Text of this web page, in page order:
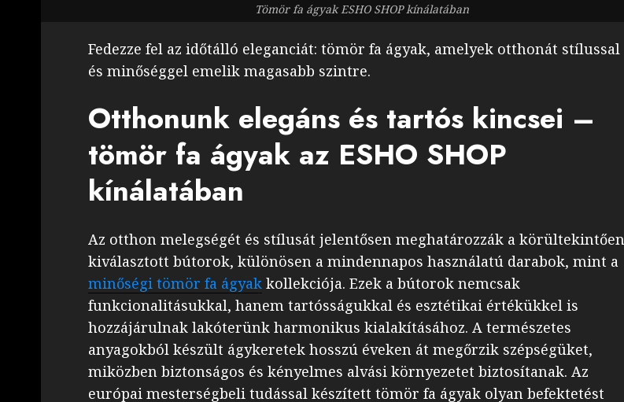
Tömör fa ágyak ESHO SHOP kínálatában
Fedezze fel az időtálló eleganciát: tömör fa ágyak, amelyek otthonát stílussal
és minőséggel emelik magasabb szintre.
Otthonunk elegáns és tartós kincsei –
tömör fa ágyak az ESHO SHOP
kínálatában
Az otthon melegségét és stílusát jelentősen meghatározzák a körültekintően
kiválasztott bútorok, különösen a mindennapos használatú darabok, mint a
minőségi tömör fa ágyak kollekciója. Ezek a bútorok nemcsak
funkcionalitásukkal, hanem tartósságukkal és esztétikai értékükkel is
hozzájárulnak lakóterünk harmonikus kialakításához. A természetes
anyagokból készült ágykeretek hosszú éveken át megőrzik szépségüket,
miközben biztonságos és kényelmes alvási környezetet biztosítanak. Az
európai mesterségbeli tudással készített tömör fa ágyak olyan befektetést